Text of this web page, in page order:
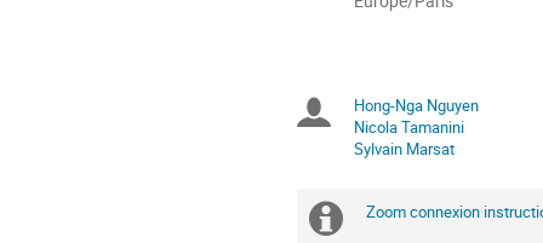
en
Europe/Paris
Présidents
de
séance
Hong-Nga Nguyen
Nicola Tamanini
Sylvain Marsat
Information
Zoom connexion